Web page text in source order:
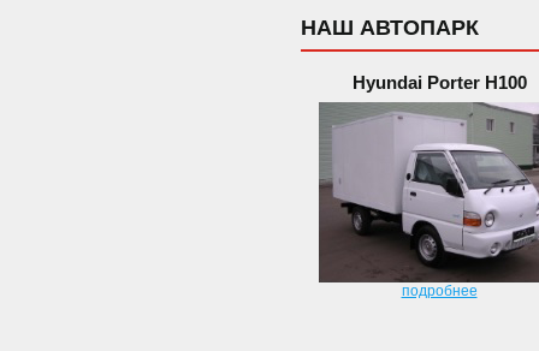
НАШ АВТОПАРК
Hyundai Porter H100
подробнее